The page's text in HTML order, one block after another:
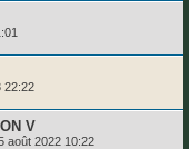
22:22
V
août 2022 10:22